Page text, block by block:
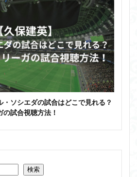
・ソシエダの試合はどこで見れる？
試合視聴方法！
検索